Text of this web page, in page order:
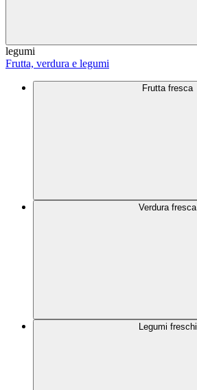
legumi
Frutta, verdura e legumi
Frutta fresca
Verdura fresca
Legumi freschi